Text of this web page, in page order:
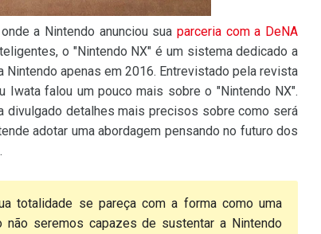
a Nintendo anunciou sua parceria com a DeNA
o "Nintendo NX" é um sistema dedicado a
apenas em 2016. Entrevistado pela revista
falou um pouco mais sobre o "Nintendo NX".
divulgado detalhes mais precisos sobre como será
adotar uma abordagem pensando no futuro dos
totalidade se pareça com a forma como uma
seremos capazes de sustentar a Nintendo